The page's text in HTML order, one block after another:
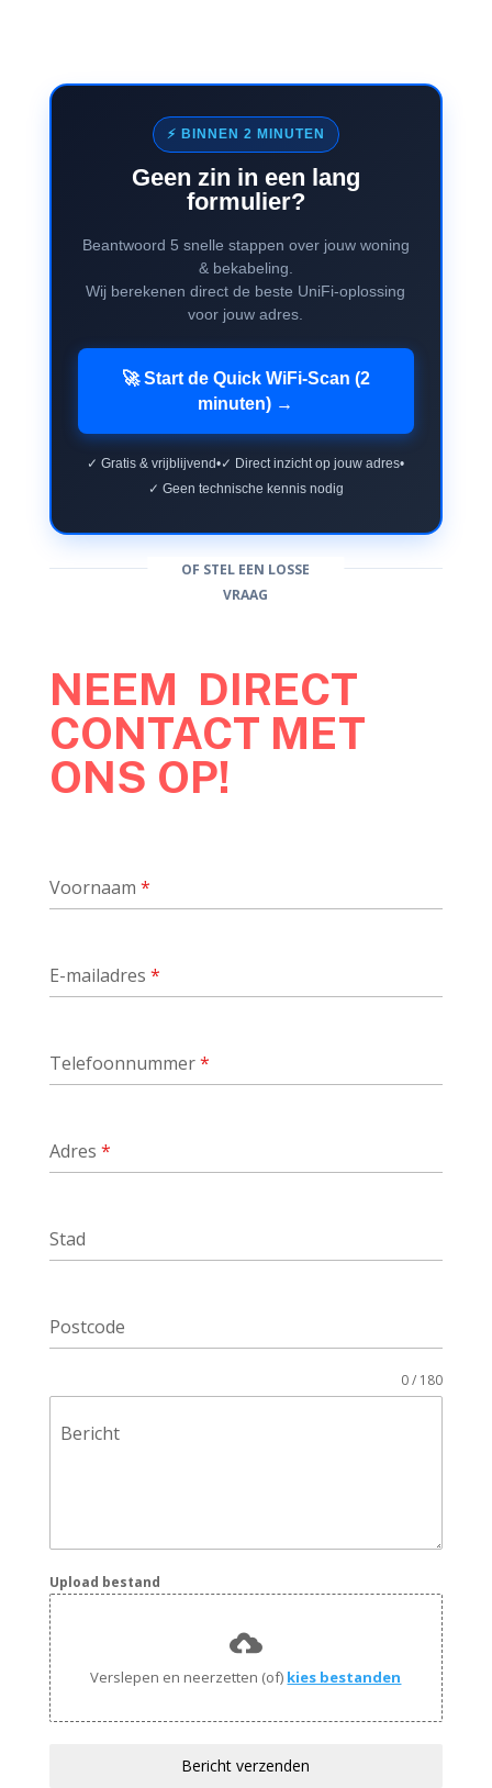
⚡ BINNEN 2 MINUTEN
Geen zin in een lang
formulier?
Beantwoord 5 snelle stappen over jouw woning
& bekabeling.
Wij berekenen direct de beste UniFi-oplossing
voor jouw adres.
🚀 Start de Quick WiFi-Scan (2
minuten) →
✓ Gratis & vrijblijvend•✓ Direct inzicht op jouw adres•
✓ Geen technische kennis nodig
OF STEL EEN LOSSE
VRAAG
NEEM DIRECT
CONTACT MET
ONS OP!
Voornaam *
E-mailadres *
Telefoonnummer*
Adres *
Stad
Postcode
Bericht
0 / 180
Upload bestand
Verslepen en neerzetten (of) kies bestanden
Bericht verzenden